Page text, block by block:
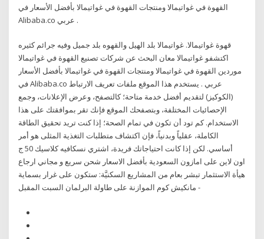
القهوة في غواتيمالا ومنتجات القهوة في غواتيمالا بأفضل الأسعار في
Alibaba.co عربي .
قهوة غواتيمالا. غواتيمالا بلد الهيل والقهوه بلد جميل وفيه جرائم كثيره
اكتشفو غواتيمالا معان البحث عن شركات تصنيع القهوة في غواتيمالا
موردين القهوة في غواتيمالا ومنتجات القهوة في غواتيمالا بأفضل الأسعار
في Alibaba.co عربي . يستخدم هذا الموقع ملفات تعريف الارتباط
(الكوكيز) لتقديم أفضل خدمة متاحة؛ كالتصفح، وعرض الإعلانات، وجمع
الإحصائيات المختلفة، وبتصفحك الموقع فإنك تقر بموافقتك على هذا
الاستخدام. كم تود أن تكون في تمام الصحة؛ إذا كنت تريد تحقيق الطاقة
الكاملة، عقلياً وبدنياً، فإن اكتشاف متطلبات التغذية المثلى هو أمر
أساسي. لكن إذا كانت احتياجاتك فريدة، اشتري نسكافيه كلاسيك 50 ج
اون لاين على امازون السعودية بأفضل الاسعار شحن سريع و مجاني ارجاع
هيأة الاستثمار تبشر بعام من المشاريع السكنيَّة: ستكون على غرار بسماية
- مانكيش كوم الموازنة على طاولة البرلمان السبت المقبل